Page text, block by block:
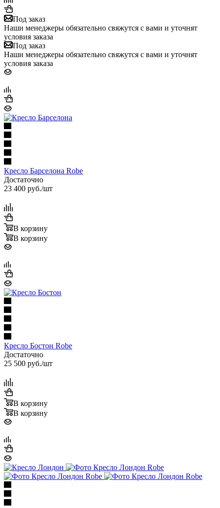
Под заказ
Наши менеджеры обязательно свяжутся с вами и уточнят
условия заказа
Под заказ
Наши менеджеры обязательно свяжутся с вами и уточнят
условия заказа
Кресло Барселона Robe
Достаточно
23 400 руб./шт
В корзину
В корзину
Кресло Бостон Robe
Достаточно
25 500 руб./шт
В корзину
В корзину